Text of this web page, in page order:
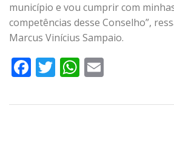
município e vou cumprir com
competências desse Conselho”,
Marcus Vinícius Sampaio.
Facebook
TwitterWhatsApp